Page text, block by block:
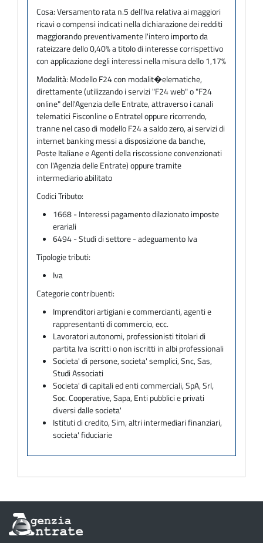
Cosa:Versamento rata n.5 dell'Iva relativa ai maggiori
ricavi o compensi indicati nella dichiarazione dei redditi
maggiorando preventivamente l'intero importo da
rateizzare dello 0,40% a titolo di interesse corrispettivo
con applicazione degli interessi nella misura dello 1,17%
Modalità: Modello F24 con modalit�elematiche,
direttamente (utilizzando i servizi "F24 web" o "F24
online" dell'Agenzia delle Entrate, attraverso i canali
telematici Fisconline o Entratel oppure ricorrendo,
tranne nel caso di modello F24 a saldo zero, ai servizi di
internet banking messi a disposizione da banche,
Poste Italiane e Agenti della riscossione convenzionati
con l'Agenzia delle Entrate) oppure tramite
intermediario abilitato
Codici Tributo:
1668 - Interessi pagamento dilazionato imposte
erariali
6494 - Studi di settore - adeguamento Iva
Tipologie tributi:
Iva
Categorie contribuenti:
Imprenditori artigiani e commercianti, agenti e
rappresentanti di commercio, ecc.
Lavoratori autonomi, professionisti titolari di
partita Iva iscritti o non iscritti in albi professionali
Societa' di persone, societa' semplici, Snc, Sas,
Studi Associati
Societa' di capitali ed enti commerciali, SpA, Srl,
Soc. Cooperative, Sapa, Enti pubblici e privati
diversi dalle societa'
Istituti di credito, Sim, altri intermediari finanziari,
societa' fiduciarie
Informazioni
sul